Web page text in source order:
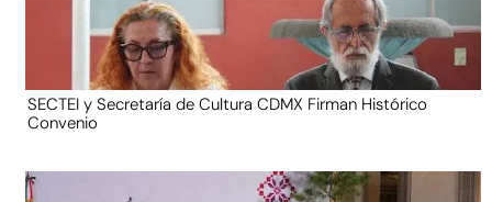
SECTEI y Secretaría de Cultura CDMX Firman Histórico
Convenio